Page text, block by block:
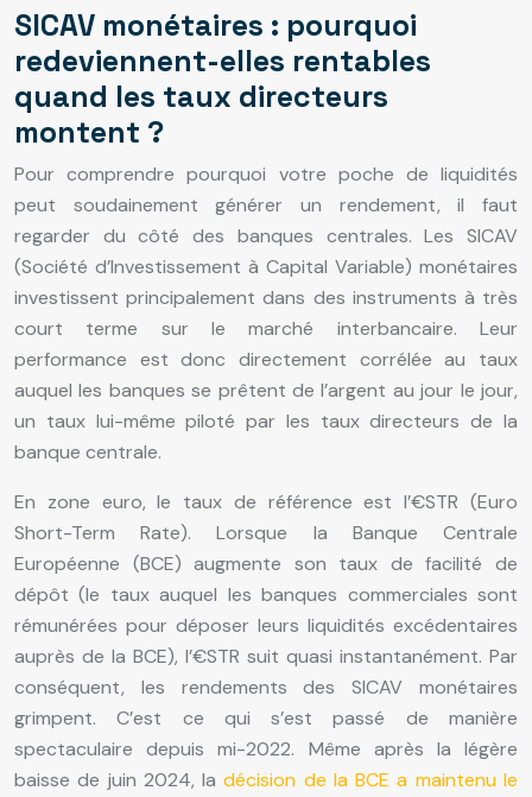
SICAV monétaires : pourquoi
redeviennent-elles rentables
quand les taux directeurs
montent ?
Pour comprendre pourquoi votre poche de liquidités
peut soudainement générer un rendement, il faut
regarder du côté des banques centrales. Les SICAV
(Société d’Investissement à Capital Variable) monétaires
investissent principalement dans des instruments à très
court terme sur le marché interbancaire. Leur
performance est donc directement corrélée au taux
auquel les banques se prêtent de l’argent au jour le jour,
un taux lui-même piloté par les taux directeurs de la
banque centrale.
En zone euro, le taux de référence est l’€STR (Euro
Short-Term Rate). Lorsque la Banque Centrale
Européenne (BCE) augmente son taux de facilité de
dépôt (le taux auquel les banques commerciales sont
rémunérées pour déposer leurs liquidités excédentaires
auprès de la BCE), l’€STR suit quasi instantanément. Par
conséquent, les rendements des SICAV monétaires
grimpent. C’est ce qui s’est passé de manière
spectaculaire depuis mi-2022. Même après la légère
baisse de juin 2024, ladécision de la BCE a maintenu le